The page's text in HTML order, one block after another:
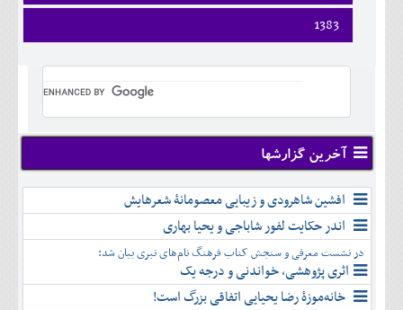
ارديبهشت
خرداد
تير
مرداد
آبان
آذر
دی
بهمن
اسفند
فروردين
ارديبهشت
خرداد
شهريور
مهر
آبان
آذر
دی
بهمن
اسفند
1383
فروردين
تير
مرداد
شهريور
مهر
آبان
آذر
دی
بهمن
اسفند
آخرین گزارشها
افشین شاهرودی و زیبایی معصومانۀ شعرهایش
اندر حکایت لفور شاباجی و یحیا بهاری
در نشست معرفی و سنجش کتاب فرهنگ نام‌های تبری بیان شد:
اثری پژوهشی، خواندنی و درجه یک
خانه‌موزۀ رضا یحیایی اتفاقی بزرگ است!